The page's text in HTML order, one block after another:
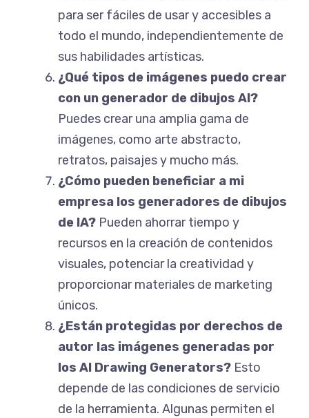
para ser fáciles de usar y accesibles a
todo el mundo, independientemente de
sus habilidades artísticas.
¿Qué tipos de imágenes puedo crear
con un generador de dibujos AI?
Puedes crear una amplia gama de
imágenes, como arte abstracto,
retratos, paisajes y mucho más.
¿Cómo pueden beneficiar a mi
empresa los generadores de dibujos
de IA? Pueden ahorrar tiempo y
recursos en la creación de contenidos
visuales, potenciar la creatividad y
proporcionar materiales de marketing
únicos.
¿Están protegidas por derechos de
autor las imágenes generadas por
los AI Drawing Generators? Esto
depende de las condiciones de servicio
de la herramienta. Algunas permiten el